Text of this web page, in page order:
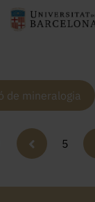
de mineralogia
5